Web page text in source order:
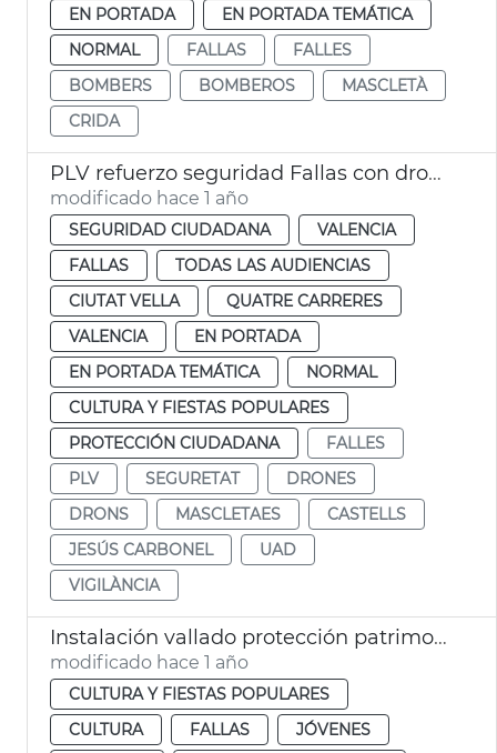
EN PORTADA
EN PORTADA TEMÁTICA
NORMAL
FALLAS
FALLES
BOMBERS
BOMBEROS
MASCLETÀ
CRIDA
PLV refuerzo seguridad Fallas con drones
modificado hace 1 año
SEGURIDAD CIUDADANA
VALENCIA
FALLAS
TODAS LAS AUDIENCIAS
CIUTAT VELLA
QUATRE CARRERES
VALENCIA
EN PORTADA
EN PORTADA TEMÁTICA
NORMAL
CULTURA Y FIESTAS POPULARES
PROTECCIÓN CIUDADANA
FALLES
PLV
SEGURETAT
DRONES
DRONS
MASCLETAES
CASTELLS
JESÚS CARBONEL
UAD
VIGILÀNCIA
Instalación vallado protección patrimonio histórico Fallas València
modificado hace 1 año
CULTURA Y FIESTAS POPULARES
CULTURA
FALLAS
JÓVENES